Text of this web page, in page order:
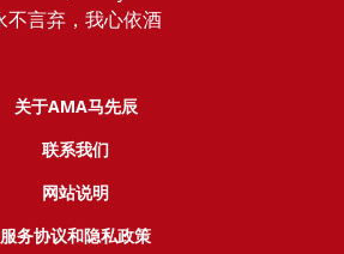
不言弃，我心依酒
关于AMA马先辰
联系我们
网站说明
服务协议和隐私政策